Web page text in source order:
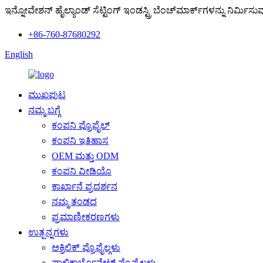
ಇನ್ನೋವೇಶನ್ ಹೈಲ್ಯಾಂಡ್ ಸೆಟ್ಟಿಂಗ್ ಇಂಡಸ್ಟ್ರಿ ಬೆಂಚ್‌ಮಾರ್ಕ್‌ಗಳನ್ನು
+86-760-87680292
English
ಮುಖಪುಟ
ನಮ್ಮ ಬಗ್ಗೆ
ಕಂಪನಿ ಪ್ರೊಫೈಲ್
ಕಂಪನಿ ಇತಿಹಾಸ
OEM ಮತ್ತು ODM
ಕಂಪನಿ ವೀಡಿಯೊ
ಕಾರ್ಖಾನೆ ಪ್ರದರ್ಶನ
ನಮ್ಮ ತಂಡದ
ಪ್ರಮಾಣೀಕರಣಗಳು
ಉತ್ಪನ್ನಗಳು
ಅಕ್ರಿಲಿಕ್ ಪ್ರೊಫೈಲ್ಗಳು